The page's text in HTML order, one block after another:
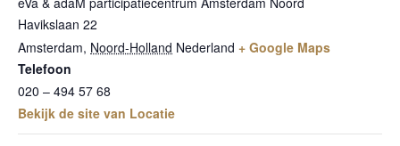
Havikslaan 22
Amsterdam, Noord-Holland Nederland + Google Maps
Telefoon
020 – 494 57 68
Bekijk de site van Locatie